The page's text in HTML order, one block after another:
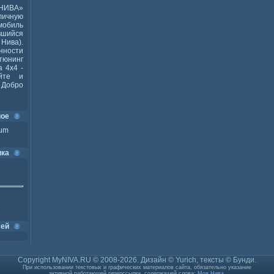
4x4 -
и
Copyright MyNIVA.RU © 2008-2026. Дизайн © Yurich, тексты © Бунди.
При использовании текстовых и графических материалов сайта, обязательно указание